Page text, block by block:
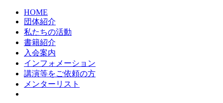
HOME
団体紹介
私たちの活動
書籍紹介
入会案内
インフォメーション
講演等をご依頼の方
メンターリスト